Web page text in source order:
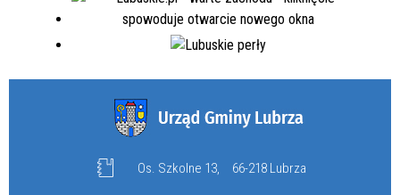
Os. Szkolne 13, 66-218 Lubrza